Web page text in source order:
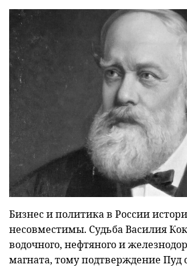
Бизнес и политика в России
несовместимы. Судьба Василия
водочного, нефтяного и
магната, тому подтверждение Пуд